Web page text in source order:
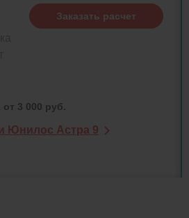
Заказать расчет
от 3 000 руб.
Юнилос Астра 9